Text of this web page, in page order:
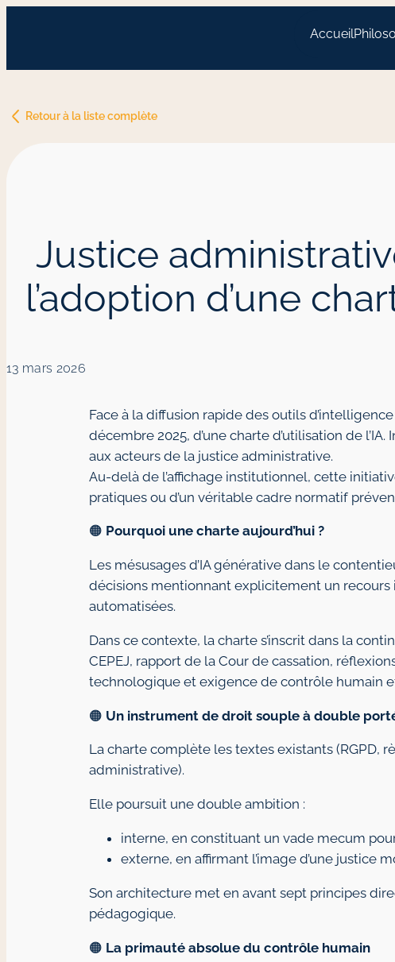
Accueil
Retour à la liste complète
Justice
l’adoption d’une
13 mars 2026
Face à la diffusion rapide des outils
décembre 2025, d’une charte d’utilisation de
aux acteurs de la justice administrative.
Au-delà de l’affichage institutionnel, cette
pratiques ou d’un véritable cadre normatif
🟠 Pourquoi une charte aujourd’hui ?
Les mésusages d’IA générative dans le
décisions mentionnant explicitement un
automatisées.
Dans ce contexte, la charte s’inscrit dans la
CEPEJ, rapport de la Cour de cassation,
technologique et exigence de contrôle humain
🟠 Un instrument de droit souple à double
La charte complète les textes existants (RGPD,
administrative).
Elle poursuit une double ambition :
interne, en constituant un vade mecum
externe, en affirmant l’image d’une justice
Son architecture met en avant sept principes
pédagogique.
🟠 La primauté absolue du contrôle humain